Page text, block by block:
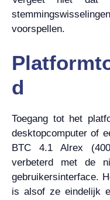
voorspellen.
d
Toegang tot het
desktopcomputer of
BTC 4.1 Alrex
verbeterd met de
gebruikersinterface.
is alsof ze eindelijk